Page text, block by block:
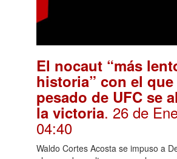
El nocaut “más
historia” con el
pesado de UFC se
la victoria. 26 de
04:40
Waldo Cortes Acosta se impuso a